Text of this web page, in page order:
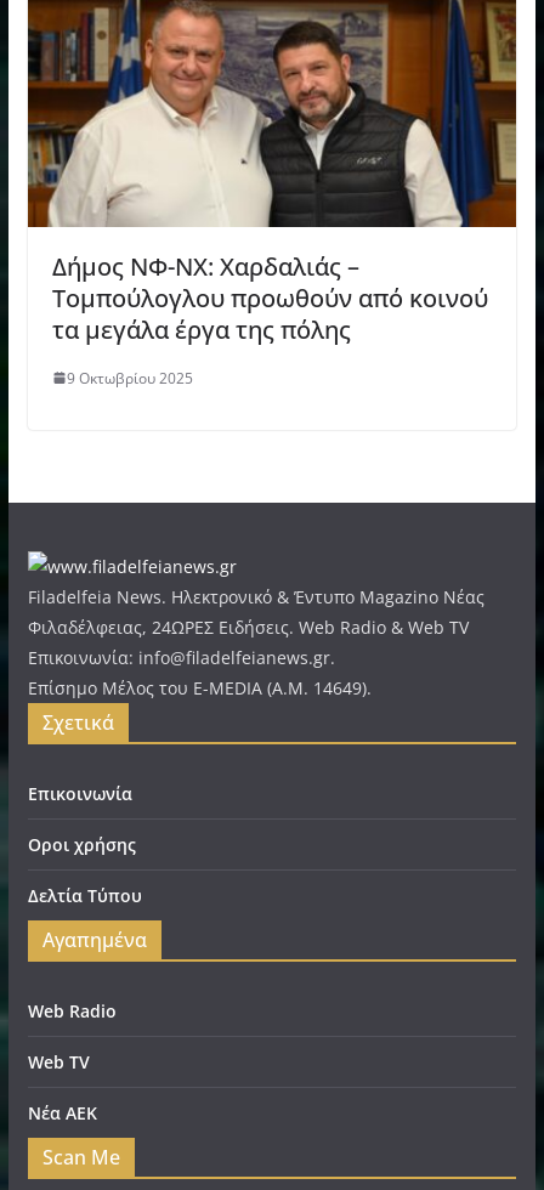
Δήμος ΝΦ-ΝΧ: Χαρδαλιάς –
Τομπούλογλου προωθούν από κοινού
τα μεγάλα έργα της πόλης
9 Οκτωβρίου 2025
Filadelfeia News. Ηλεκτρονικό & Έντυπο Magazino Νέας
Φιλαδέλφειας, 24ΩΡΕΣ Ειδήσεις. Web Radio & Web TV
Επικοινωνία: info@filadelfeianews.gr.
Επίσημο Μέλος του E-MEDIA (A.M. 14649).
Σχετικά
Επικοινωνία
Οροι χρήσης
Δελτία Τύπου
Αγαπημένα
Web Radio
Web TV
Νέα ΑΕΚ
Scan Me